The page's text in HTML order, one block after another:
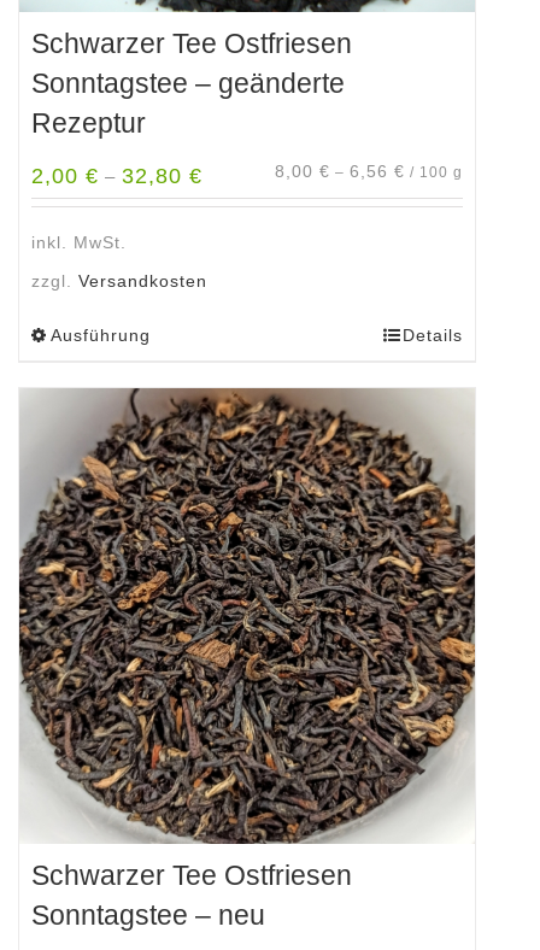
Schwarzer Tee Ostfriesen
Sonntagstee – geänderte
Rezeptur
2,00 € – 32,80 € 8,00 € – 6,56 € / 100 g
inkl. MwSt.
zzgl. Versandkosten
Ausführung
weist
mehrere
Varianten
auf.
Die
Optionen
können
auf
der
Produktseite
gewählt
werden
Details
Schwarzer Tee Ostfriesen
Sonntagstee – neu